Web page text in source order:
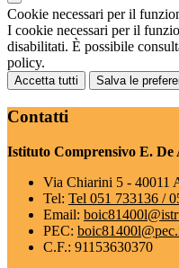
Cookie necessari per il
I cookie necessari per il
disabilitati. È possibile
policy.
Accetta tutti Salva le
Contatti
Istituto Comprensivo E. De
Via Chiarini 5 - 40011
Tel: Tel 051 733136 /
Email:
PEC:
C.F.: 91153630370